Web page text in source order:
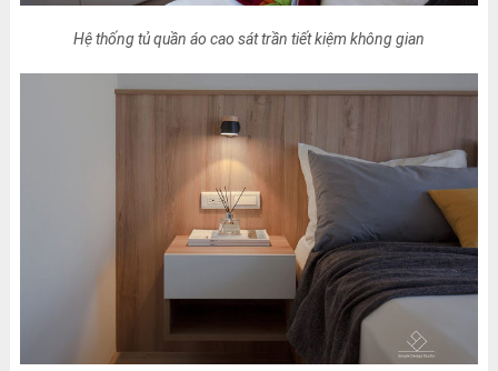
Hệ thống tủ quần áo cao sát trần tiết kiệm không gian